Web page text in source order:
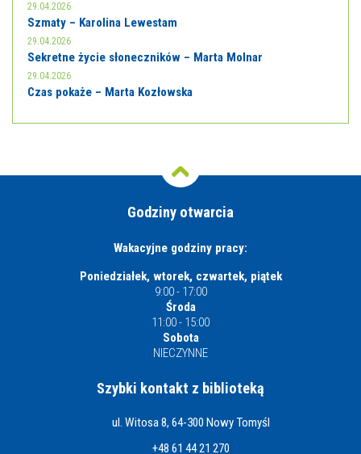
29.04.2026
Szmaty – Karolina Lewestam
29.04.2026
Sekretne życie słoneczników – Marta Molnar
29.04.2026
Czas pokaże – Marta Kozłowska
Godziny otwarcia
Wakacyjne godziny pracy:
Poniedziałek, wtorek, czwartek, piątek
9:00 - 17:00
Środa
11:00 - 15:00
Sobota
NIECZYNNE
Szybki kontakt z biblioteką
ul. Witosa 8, 64-300 Nowy Tomyśl
+48 61 44 21 270